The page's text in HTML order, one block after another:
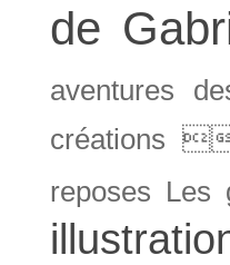
de
aventures
créations 
reposes Les